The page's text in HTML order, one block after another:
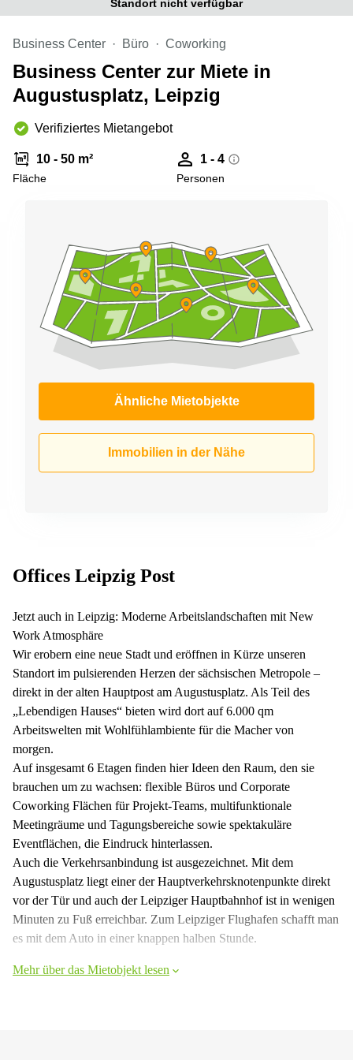
Berlin
Mitte
Büro
mieten
Dortmund
Tagungsraum
Büro
Nürnberg
Meetingraum
Berlin
Coworking
Str. 720-
726 Köln
Hohenstaufenring
62 Köln
Erna-
Scheffler-
Str. 1A
Ludwig-
Erhard-
Straße 18
Hamburg
Standort nicht verfügbar
Business Center Büro Coworking
Business Center zur Miete in
Augustusplatz, Leipzig
Verifiziertes Mietangebot
10 - 50 m²
Fläche
1 - 4
Personen
Ähnliche Mietobjekte
Immobilien in der Nähe
Offices Leipzig Post
Jetzt auch in Leipzig: Moderne Arbeitslandschaften mit New
Work Atmosphäre
Wir erobern eine neue Stadt und eröffnen in Kürze unseren
Standort im pulsierenden Herzen der sächsischen Metropole –
direkt in der alten Hauptpost am Augustusplatz. Als Teil des
„Lebendigen Hauses“ bieten wird dort auf 6.000 qm
Arbeitswelten mit Wohlfühlambiente für die Macher von
morgen.
Auf insgesamt 6 Etagen finden hier Ideen den Raum, den sie
brauchen um zu wachsen: flexible Büros und Corporate
Coworking Flächen für Projekt-Teams, multifunktionale
Meetingräume und Tagungsbereiche sowie spektakuläre
Eventflächen, die Eindruck hinterlassen.
Auch die Verkehrsanbindung ist ausgezeichnet. Mit dem
Augustusplatz liegt einer der Hauptverkehrsknotenpunkte direkt
vor der Tür und auch der Leipziger Hauptbahnhof ist in wenigen
Minuten zu Fuß erreichbar. Zum Leipziger Flughafen schafft man
es mit dem Auto in einer knappen halben Stunde.
Mehr über das Mietobjekt lesen